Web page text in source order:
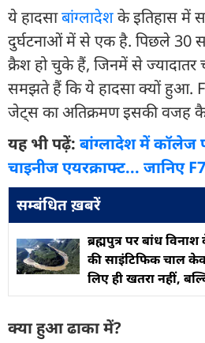
ये हादसाबांग्लादेशके इतिहास में
दुर्घटनाओं में से एक है. पिछले 30
क्रैश हो चुके हैं, जिनमें से
समझते हैं कि ये हादसा क्यों हुआ.
जेट्स का अतिक्रमण इसकी वजह
यह भी पढ़ें: बांग्लादेश में कॉलेज
चाइनीज एयरक्राफ्ट... जानिए
सम्बंधित ख़बरें
ब्रह्मपुत्र पर बांध
की साइंटिफिक चाल
लिए ही खतरा नहीं,
क्या हुआ ढाका में?